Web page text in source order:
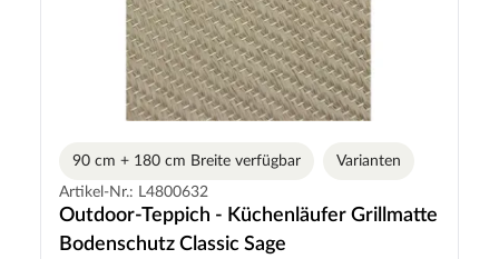
90 cm + 180 cm Breite verfügbar
Varianten
Artikel-Nr.: L4800632
Outdoor-Teppich - Küchenläufer Grillmatte
Bodenschutz Classic Sage